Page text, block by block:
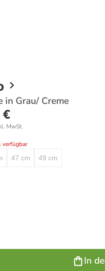
Grau/ Creme
€
MwSt.
verfügbar
47 cm 49 cm
In